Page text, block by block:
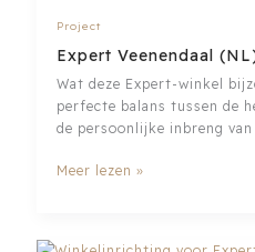
Project
Expert Veenendaal
Wat deze Expert-winkel
perfecte balans tussen de
de persoonlijke inbreng van
Expert
Meer lezen »